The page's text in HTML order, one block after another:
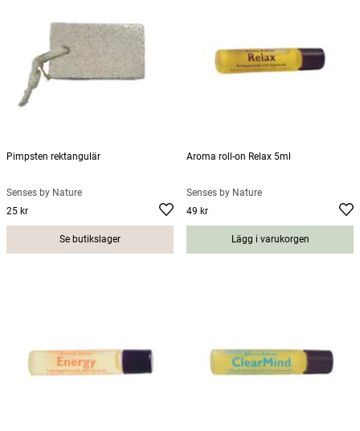
Pimpsten rektangulär
Senses by Nature
Pris
25 kr
Se butikslager
Aroma roll-on Relax 5ml
Senses by Nature
Pris
49 kr
Lägg i varukorgen